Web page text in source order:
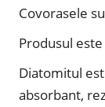
Covorasele
Produsul
Diatomitul
absorbant,